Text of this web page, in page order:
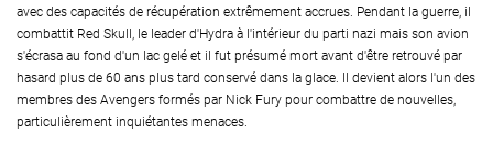
avec des capacités de récupération extrêmement accrues. Pendant la guerre, il
combattit Red Skull, le leader d'Hydra à l'intérieur du parti nazi mais son avion
s'écrasa au fond d'un lac gelé et il fut présumé mort avant d'être retrouvé par
hasard plus de 60 ans plus tard conservé dans la glace. Il devient alors l'un des
membres des Avengers formés par Nick Fury pour combattre de nouvelles,
particulièrement inquiétantes menaces.